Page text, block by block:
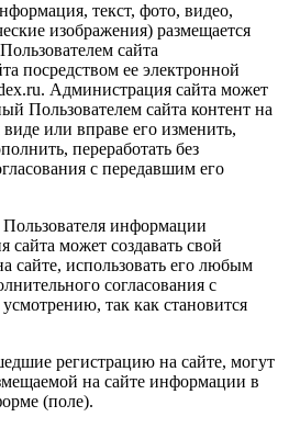
текст, фото, видео,
изображения) размещается
сайта
посредством ее электронной
Администрация сайта может
Пользователем сайта контент на
или вправе его изменить,
переработать без
с передавшим его
информации
может создавать свой
сайте, использовать его любым
согласования с
так как становится
регистрацию на сайте, могут
на сайте информации в
(поле).